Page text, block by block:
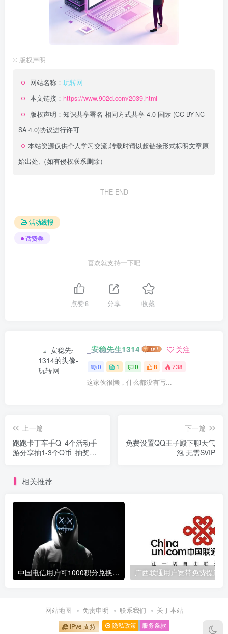
© 版权声明
网站名称： 玩转网
本文链接： https://www.902d.com/2039.html
版权声明： 知识共享署名-相同方式共享 4.0 国际 (CC BY-NC-
SA 4.0)协议进行许可
本站资源仅供个人学习交流,转载时请以超链接形式标明文章原
始出处,（如有侵权联系删除）
THE END
活动线报
话费券
喜欢就支持一下吧
点赞8 分享 收藏
_安稳先生1314 关注
0 1 0 8 738
这家伙很懒，什么都没有写...
上一篇
跑跑卡丁车手Q 4个活动手
游分享抽1-3个Q币 抽奖性
下一篇
免费设置QQ王子殿下聊天气
泡 无需SVIP
相关推荐
中国电信用户可1000积分兑换10元话费
网站地图 免责申明 联系我们 关于本站
IPv6 支持 隐私政策 服务条款